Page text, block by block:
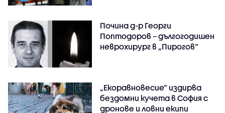
Почина д-р Георги
Поптодоров – дългогодишен
неврохирург в „Пирогов“
„Екоравновесие“ издирва
бездомни кучета в София с
дронове и ловни екипи